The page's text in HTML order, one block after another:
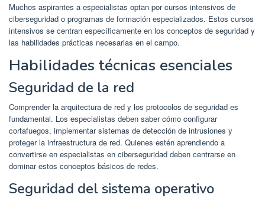
Muchos aspirantes a especialistas optan por cursos intensivos de
ciberseguridad o programas de formación especializados. Estos cursos
intensivos se centran específicamente en los conceptos de seguridad y
las habilidades prácticas necesarias en el campo.
Habilidades técnicas esenciales
Seguridad de la red
Comprender la arquitectura de red y los protocolos de seguridad es
fundamental. Los especialistas deben saber cómo configurar
cortafuegos, implementar sistemas de detección de intrusiones y
proteger la infraestructura de red. Quienes estén aprendiendo a
convertirse en especialistas en ciberseguridad deben centrarse en
dominar estos conceptos básicos de redes.
Seguridad del sistema operativo